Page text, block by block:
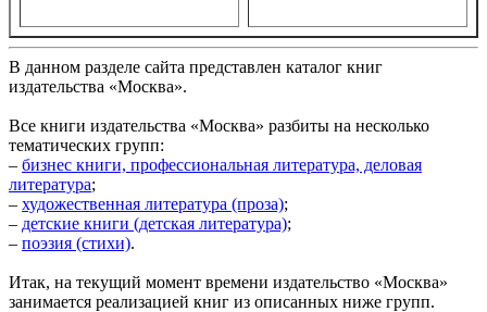
В данном разделе сайта представлен каталог книг
издательства «Москва».
Все книги издательства «Москва» разбиты на несколько
тематических групп:
– бизнес книги, профессиональная литература, деловая
литература;
– художественная литература (проза);
– детские книги (детская литература);
– поэзия (стихи).
Итак, на текущий момент времени издательство «Москва»
занимается реализацией книг из описанных ниже групп.